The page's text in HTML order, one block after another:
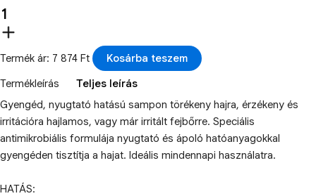
Termék ár: 7 874 Ft
Kosárba teszem
Termékleírás
Teljes leírás
Gyengéd, nyugtató hatású sampon törékeny hajra, érzékeny és
irritációra hajlamos, vagy már irritált fejbőrre. Speciális
antimikrobiális formulája nyugtató és ápoló hatóanyagokkal
gyengéden tisztítja a hajat. Ideális mindennapi használatra.
HATÁS: